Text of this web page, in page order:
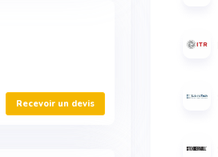
Recevoir un devis